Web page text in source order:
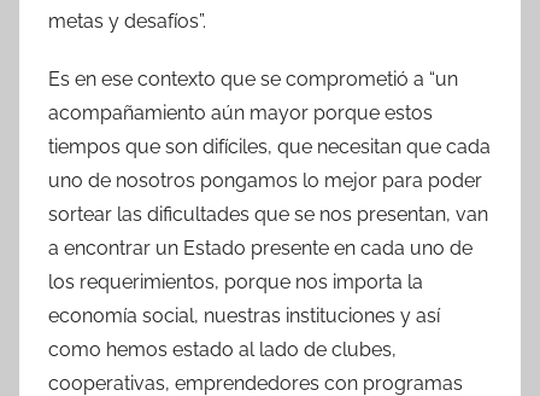
metas y desafíos”.
Es en ese contexto que se comprometió a “un
acompañamiento aún mayor porque estos
tiempos que son difíciles, que necesitan que cada
uno de nosotros pongamos lo mejor para poder
sortear las dificultades que se nos presentan, van
a encontrar un Estado presente en cada uno de
los requerimientos, porque nos importa la
economía social, nuestras instituciones y así
como hemos estado al lado de clubes,
cooperativas, emprendedores con programas